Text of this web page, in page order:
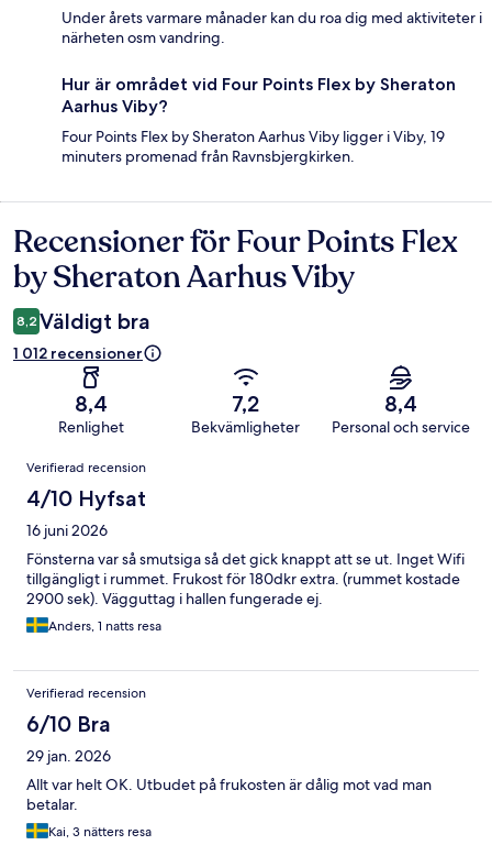
Under årets varmare månader kan du roa dig med aktiviteter i
närheten osm vandring.
Hur är området vid Four Points Flex by Sheraton
Aarhus Viby?
Four Points Flex by Sheraton Aarhus Viby ligger i Viby, 19
minuters promenad från Ravnsbjergkirken.
Recensioner
Recensioner för Four Points Flex
by Sheraton Aarhus Viby
8,2 Väldigt bra
1 012 recensioner
8,4
Renlighet
7,2
Bekvämligheter
8,4
Personal och service
Recensioner
Verifierad recension
4/10 Hyfsat
16 juni 2026
Fönsterna var så smutsiga så det gick knappt att se ut. Inget Wifi
tillgängligt i rummet. Frukost för 180dkr extra. (rummet kostade
2900 sek). Vägguttag i hallen fungerade ej.
Anders, 1 natts resa
Verifierad recension
6/10 Bra
29 jan. 2026
Allt var helt OK. Utbudet på frukosten är dålig mot vad man
betalar.
Kai, 3 nätters resa